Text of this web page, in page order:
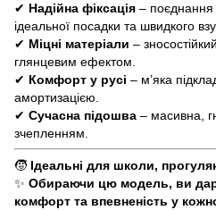
✔ Надійна фіксація – поєднання
ідеальної посадки та швидкого
✔ Міцні матеріали –
глянцевим ефектом.
✔ Комфорт у русі – м’яка
амортизацією.
✔ Сучасна підошва – масивна,
зчепленням.
🧒 Ідеальні для школи,
✨ Обираючи цю модель, ви
комфорт та впевненість у